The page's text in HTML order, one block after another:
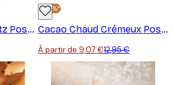
Cocktail Aperol Spritz Poster
-30%*
Cacao Chaud Crémeux Poster
À partir de 9,07 €12,95 €